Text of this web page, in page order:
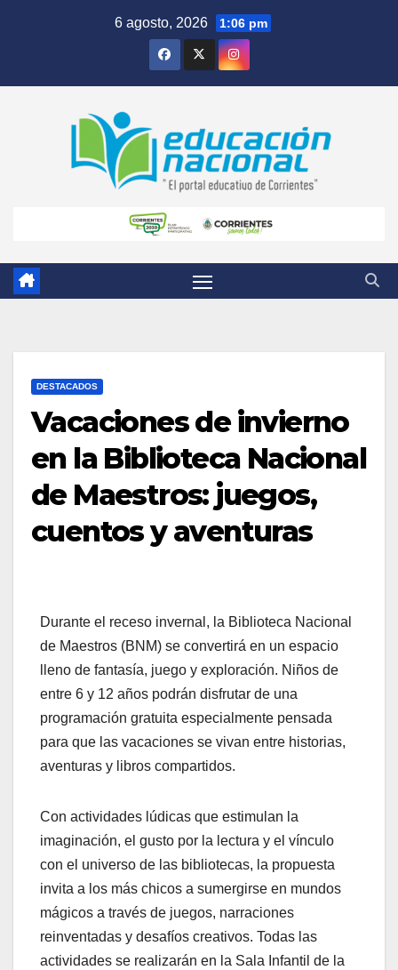
6 agosto, 2026 1:06 pm
DESTACADOS
Vacaciones de invierno
en la Biblioteca Nacional
de Maestros: juegos,
cuentos y aventuras
Durante el receso invernal, la Biblioteca Nacional
de Maestros (BNM) se convertirá en un espacio
lleno de fantasía, juego y exploración. Niños de
entre 6 y 12 años podrán disfrutar de una
programación gratuita especialmente pensada
para que las vacaciones se vivan entre historias,
aventuras y libros compartidos.
Con actividades lúdicas que estimulan la
imaginación, el gusto por la lectura y el vínculo
con el universo de las bibliotecas, la propuesta
invita a los más chicos a sumergirse en mundos
mágicos a través de juegos, narraciones
reinventadas y desafíos creativos. Todas las
actividades se realizarán en la Sala Infantil de la